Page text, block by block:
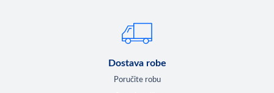
Dostava robe
Poručite robu